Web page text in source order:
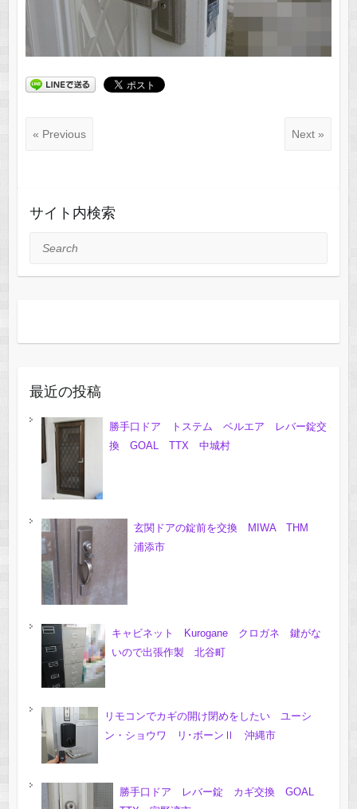
« Previous Next »
サイト内検索
Search
最近の投稿
勝手口ドア トステム ベルエア レバー錠交
換 GOAL TTX 中城村
玄関ドアの錠前を交換 MIWA THM
浦添市
キャビネット Kurogane クロガネ 鍵がな
いので出張作製 北谷町
リモコンでカギの開け閉めをしたい ユーシ
ン・ショウワ リ･ボーンⅡ 沖縄市
勝手口ドア レバー錠 カギ交換 GOAL